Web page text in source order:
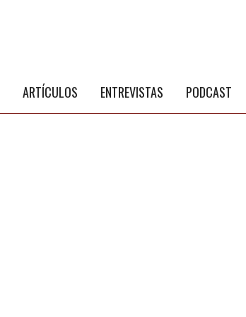
ARTÍCULOS ENTREVISTAS PODCAST